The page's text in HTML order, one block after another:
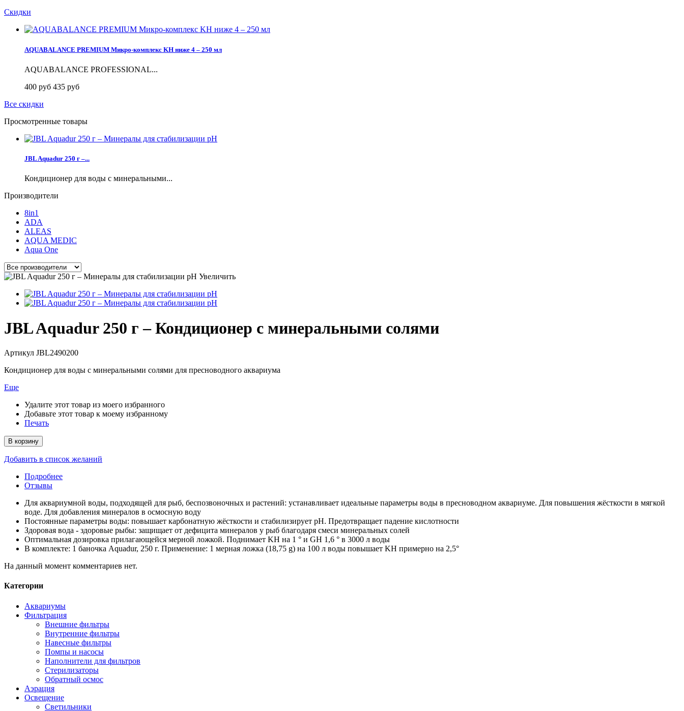
Скидки
AQUABALANCE PREMIUM Микро-комплекс KH ниже 4 – 250 мл
AQUABALANCE PROFESSIONAL...
400 руб 435 руб
Все скидки
Просмотренные товары
JBL Aquadur 250 г –...
Кондиционер для воды с минеральными...
Производители
8in1
ADA
ALEAS
AQUA MEDIC
Aqua One
Увеличить
JBL Aquadur 250 г – Кондиционер с минеральными солями
Артикул JBL2490200
Кондиционер для воды с минеральными солями для пресноводного аквариума
Еще
Удалите этот товар из моего избранного
Добавьте этот товар к моему избранному
Печать
В корзину
Добавить в список желаний
Подробнее
Отзывы
Для аквариумной воды, подходящей для рыб, беспозвоночных и растений: устанавливает идеальные параметры воды в пресноводном аквариуме. Для повышения жёсткости в мягкой
воде. Для добавления минералов в осмосную воду
Постоянные параметры воды: повышает карбонатную жёсткости и стабилизирует рН. Предотвращает падение кислотности
Здоровая вода - здоровые рыбы: защищает от дефицита минералов у рыб благодаря смеси минеральных солей
Оптимальная дозировка прилагающейся мерной ложкой. Поднимает KH на 1 ° и GH 1,6 ° в 3000 л воды
В комплекте: 1 баночка Aquadur, 250 г. Применение: 1 мерная ложка (18,75 g) на 100 л воды повышает KH примерно на 2,5°
На данный момент комментариев нет.
Категории
Аквариумы
Фильтрация
Внешние фильтры
Внутренние фильтры
Навесные фильтры
Помпы и насосы
Наполнители для фильтров
Стерилизаторы
Обратный осмос
Аэрация
Освещение
Светильники